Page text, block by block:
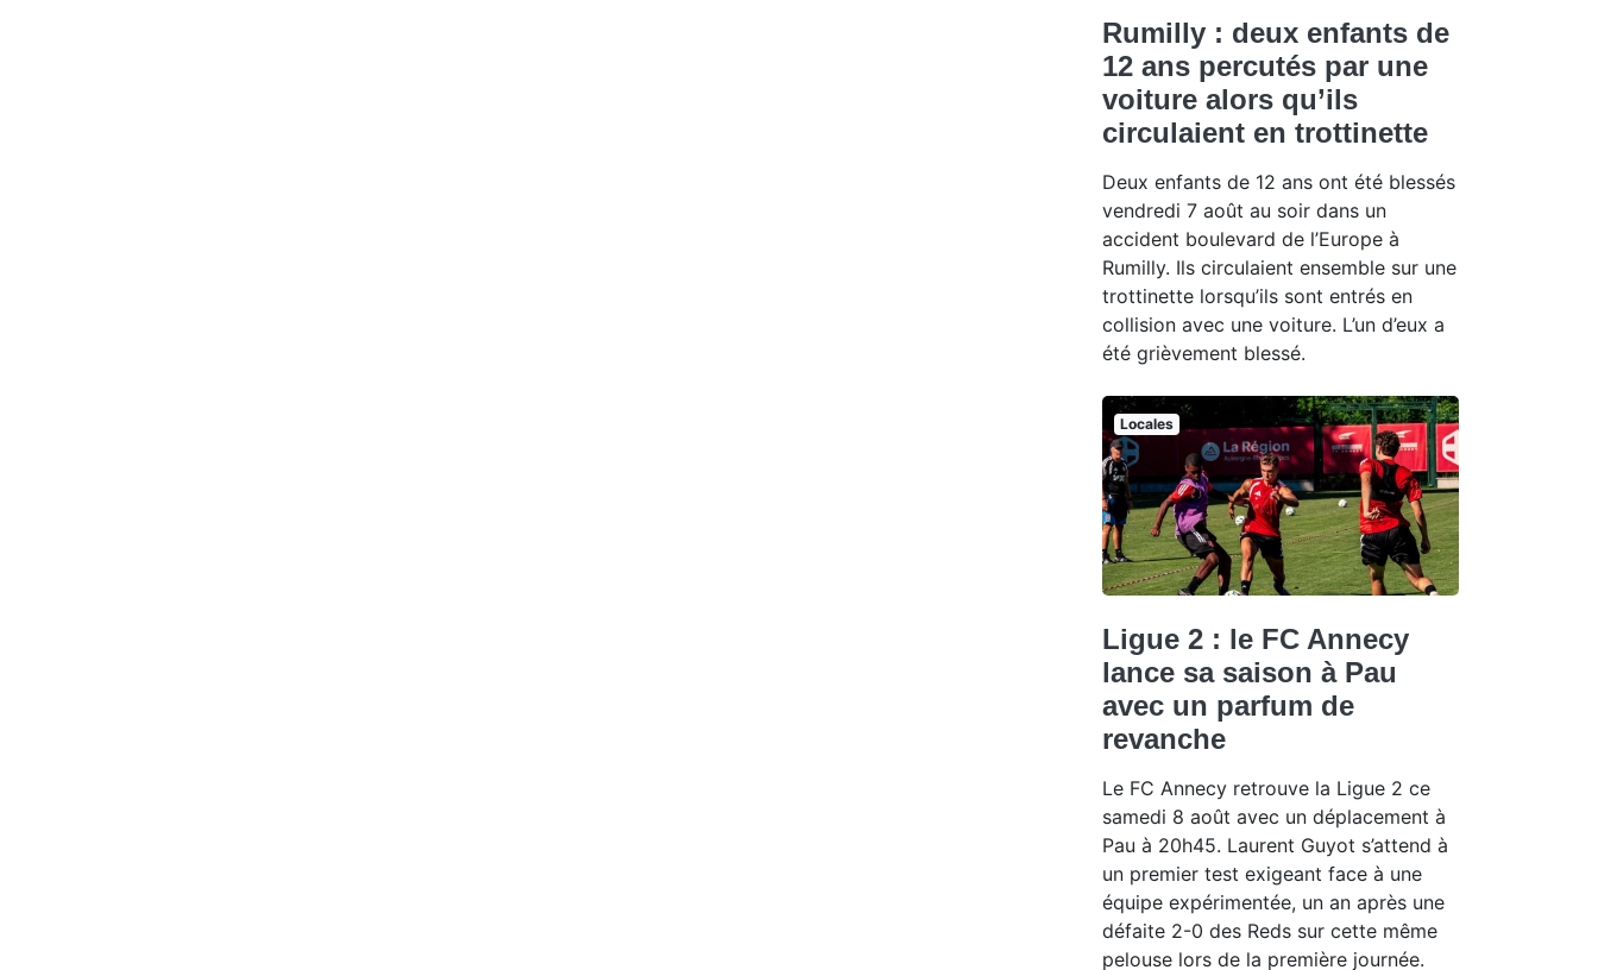
Rumilly : deux enfants de
12 ans percutés par une
voiture alors qu’ils
circulaient en trottinette
Deux enfants de 12 ans ont été blessés
vendredi 7 août au soir dans un
accident boulevard de l’Europe à
Rumilly. Ils circulaient ensemble sur une
trottinette lorsqu’ils sont entrés en
collision avec une voiture. L’un d’eux a
été grièvement blessé.
Locales
Ligue 2 : le FC Annecy
lance sa saison à Pau
avec un parfum de
revanche
Le FC Annecy retrouve la Ligue 2 ce
samedi 8 août avec un déplacement à
Pau à 20h45. Laurent Guyot s’attend à
un premier test exigeant face à une
équipe expérimentée, un an après une
défaite 2-0 des Reds sur cette même
pelouse lors de la première journée.